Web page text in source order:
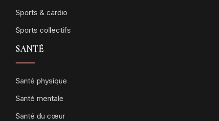
Sports & cardio
Sports collectifs
SANTÉ
Santé physique
Santé mentale
Santé du cœur